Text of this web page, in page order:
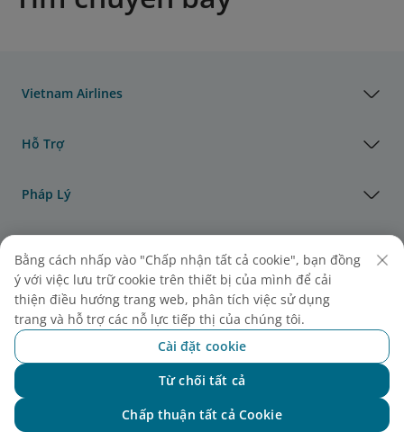
Vietnam Airlines
Hỗ Trợ
Pháp Lý
Đại lý & Đối tác
Giải thưởng của Vietnam Airlines
Bằng cách nhấp vào "Chấp nhận tất cả cookie", bạn đồng
ý với việc lưu trữ cookie trên thiết bị của mình để cải
thiện điều hướng trang web, phân tích việc sử dụng
trang và hỗ trợ các nỗ lực tiếp thị của chúng tôi.
Cài đặt cookie
Từ chối tất cả
Chấp thuận tất cả Cookie